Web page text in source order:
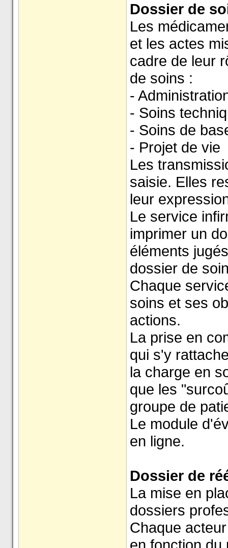
Dossier de
Les
et les actes
cadre de leur
de soins :
-
- Soins
- Soins de
- Projet de vie
Les
saisie. Elles
leur
Le service
imprimer un
éléments
dossier de
Chaque
soins et ses
actions.
La prise en
qui s'y
la charge en
que les
groupe de
Le module
en ligne.
Dossier de
La mise en
dossiers
Chaque